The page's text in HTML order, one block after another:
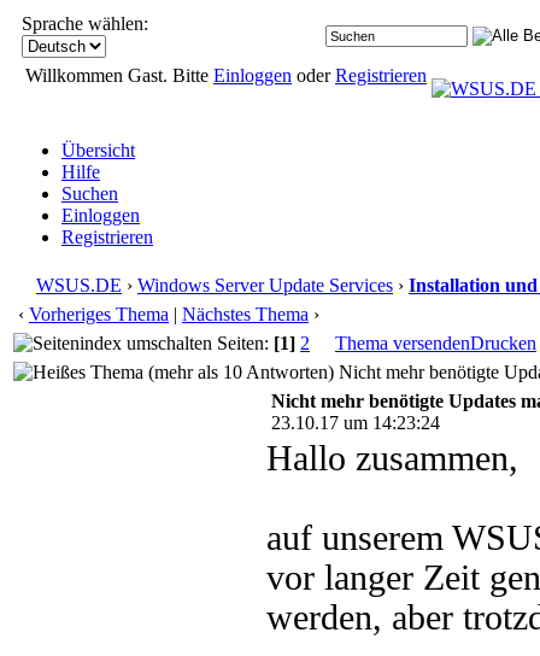
Sprache wählen:
Willkommen Gast. Bitte Einloggen oderRegistrieren
Übersicht
Hilfe
Suchen
Einloggen
Registrieren
WSUS.DE › Windows Server Update Services › Installation
‹ Vorheriges Thema | Nächstes Thema ›
Seiten: [1] 2 Thema versendenDrucken
Nicht mehr benötigte
Nicht mehr benötigte Updates
23.10.17 um 14:23:24
Hallo zusammen,
auf unserem
vor langer Zeit
werden, aber